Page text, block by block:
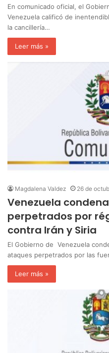
En comunicado oficial, el
Venezuela calificó de
la cancillería…
Leer más »
Magdalena Valdez 26 de
Venezuela
perpetrados por
contra Irán y Siria
El Gobierno de Venezuela
ataques perpetrados por las
Leer más »